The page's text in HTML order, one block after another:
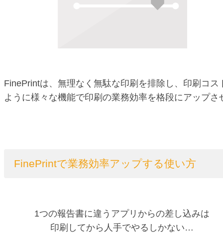
FinePrintは、無理なく無駄な印刷を排除し、印刷コ
ように様々な機能で印刷の業務効率を格段にアップさ
FinePrintで業務効率アップする使い方
1つの報告書に違うアプリからの差し込みは
印刷してから人手でやるしかない…